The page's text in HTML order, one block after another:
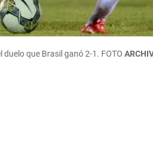
duelo que Brasil ganó 2-1. FOTO